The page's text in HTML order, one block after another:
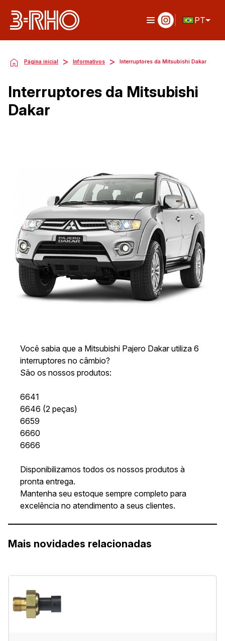
PT
Página inicial > Informativos > Interruptores da Mitsubishi Dakar
Interruptores da Mitsubishi
Dakar
Você sabia que a Mitsubishi Pajero Dakar utiliza 6
interruptores no câmbio?
São os nossos produtos:
6641
6646 (2 peças)
6659
6660
6666
Disponibilizamos todos os nossos produtos à
pronta entrega.
Mantenha seu estoque sempre completo para
excelência no atendimento a seus clientes.
Mais novidades relacionadas